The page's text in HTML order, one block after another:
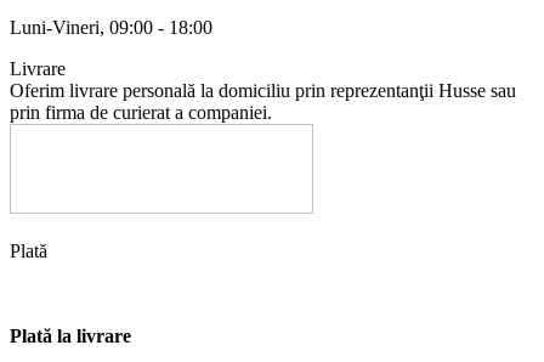
Luni-Vineri, 09:00 - 18:00
Livrare
Oferim livrare personală la domiciliu prin reprezentanţii Husse sau
prin firma de curierat a companiei.
Plată
Plată la livrare